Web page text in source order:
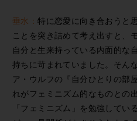
垂水：特に恋愛に向き合おうと
ことを突き詰めて考え出すと、
自分と生来持っている内面的な
持ちに苛まれていました。そん
ア・ウルフの『自分ひとりの部
れがフェミニズム的なものとの
「フェミニズム」を勉強してい